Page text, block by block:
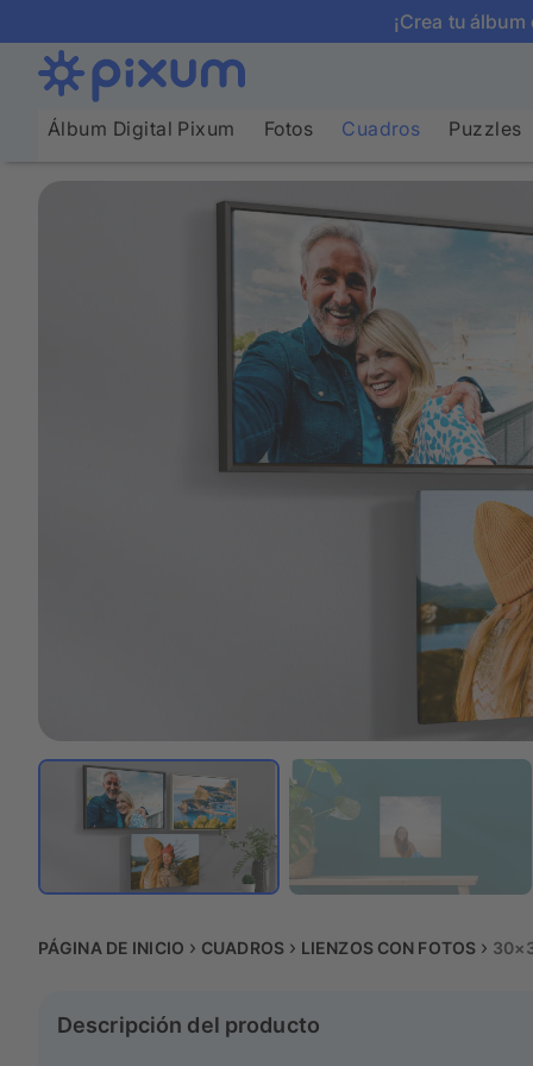
¡Crea tu
Álbum Digital Pixum Fotos Cuadros Puzzles
PÁGINA DE INICIO CUADROS LIENZOS CON FOTOS
Descripción del producto